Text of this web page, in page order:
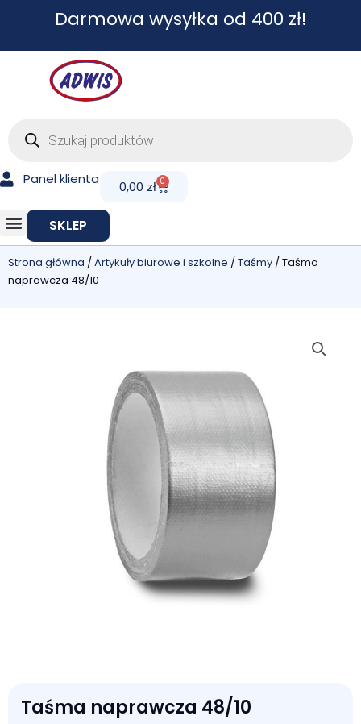
Darmowa wysyłka od 400 zł!
Panel klienta 0,00 zł 0
Cart
SKLEP
Strona główna /Artykuły biurowe i szkolne /Taśmy / Taśma
naprawcza 48/10
Taśma naprawcza 48/10